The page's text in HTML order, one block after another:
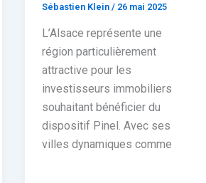
Sébastien Klein / 26 mai 2025
L’Alsace représente une
région particulièrement
attractive pour les
investisseurs immobiliers
souhaitant bénéficier du
dispositif Pinel. Avec ses
villes dynamiques comme